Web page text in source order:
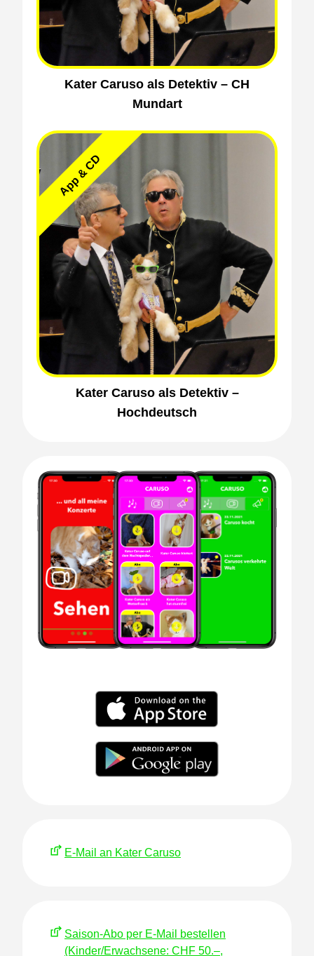
Kater Caruso als Detektiv – CH
Mundart
App & CD
Kater Caruso als Detektiv –
Hochdeutsch
E-Mail an Kater Caruso
Saison-Abo per E-Mail bestellen
(Kinder/Erwachsene: CHF 50.–,